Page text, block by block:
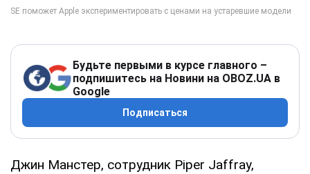
Будьте первыми в курсе главного –
подпишитесь на Новини на OBOZ.UA в
Google
Подписаться
Джин Манстер, сотрудник Piper Jaffray,